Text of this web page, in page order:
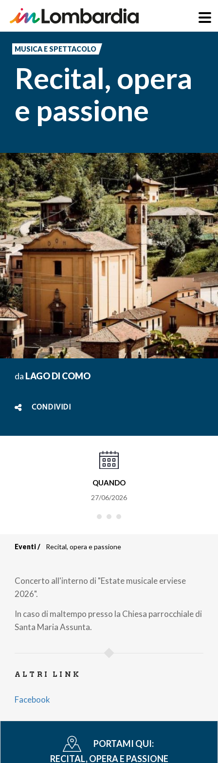
principale
MUSICA E SPETTACOLO
Recital, opera
e passione
da LAGO DI COMO
CONDIVIDI
QUANDO
27/06/2026
Briciole
di
pane
Eventi Recital, opera e passione
Concerto all'interno di "Estate musicale erviese
2026".
In caso di maltempo presso la Chiesa parrocchiale di
Santa Maria Assunta.
ALTRI LINK
Facebook
PORTAMI QUI:
RECITAL, OPERA E PASSIONE